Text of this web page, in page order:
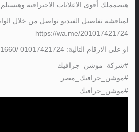
هتصمملك أقوى الاعلانات الاحترافية وهتستلم خلال 72
لمناقشة تفاصيل الفيديو تواصل من خلال
https://wa.me/201017421724
او على الارقام التالية: 01017421724 /01141501660
#شركة_موشن_جرافيك
#موشن_جرافيك_مصر
#موشن_جرافيك